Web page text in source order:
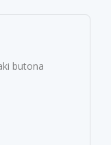
butona